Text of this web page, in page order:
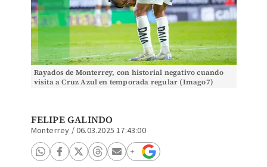
Rayados de Monterrey, con historial negativo cuando
visita a Cruz Azul en temporada regular (Imago7)
FELIPE GALINDO
Monterrey /06.03.2025 17:43:00